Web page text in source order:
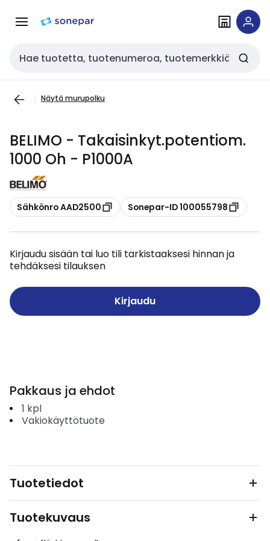
navigointiinsisältöön
Haku
Näytä murupolku
BELIMO - Takaisinkyt.potentiom.
1000 Oh - P1000A
Kopioi
Sähkönro AAD2500 Kopioi
Sonepar-ID 100055798
Kirjaudu sisään tai luo tili tarkistaaksesi hinnan ja
tehdäksesi tilauksen
Kirjaudu
Pakkaus ja ehdot
1 kpl
Vakiokäyttötuote
Tuotetiedot
Tuotekuvaus